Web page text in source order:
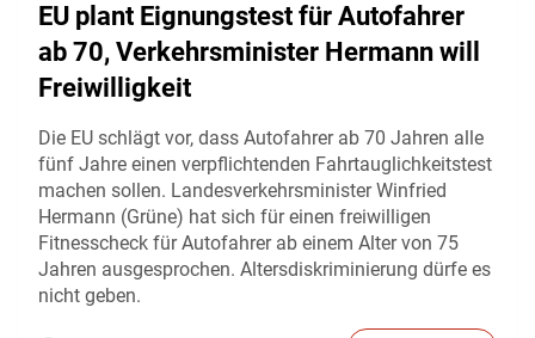
EU plant Eignungstest für Autofahrer
ab 70, Verkehrsminister Hermann will
Freiwilligkeit
Die EU schlägt vor, dass Autofahrer ab 70 Jahren alle
fünf Jahre einen verpflichtenden Fahrtauglichkeitstest
machen sollen. Landesverkehrsminister Winfried
Hermann (Grüne) hat sich für einen freiwilligen
Fitnesscheck für Autofahrer ab einem Alter von 75
Jahren ausgesprochen. Altersdiskriminierung dürfe es
nicht geben.